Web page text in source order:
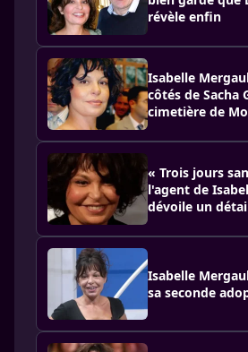
révèle enfin
Isabelle
côtés de Sacha
cimetière de
« Trois jours
l'agent de
dévoile un
Isabelle
sa seconde